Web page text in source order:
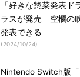
「好きな惣菜発表
ラスが発売 空欄の
発表できる
(2024/10/24)
Nintendo Switch版